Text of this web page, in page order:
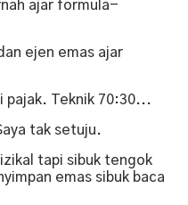
ajar formula-
ejen emas ajar
pajak. Teknik 70:30...
tak setuju.
tapi sibuk tengok
emas sibuk baca